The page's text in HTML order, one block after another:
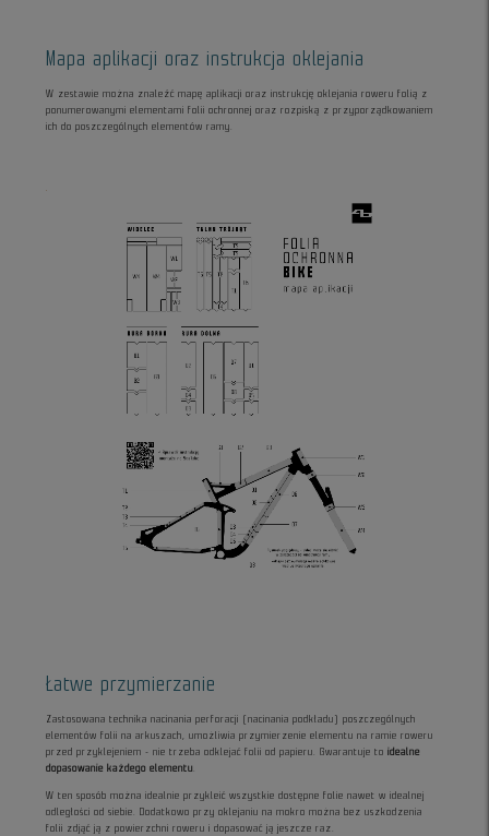
Mapa aplikacji oraz instrukcja oklejania
W zestawie można znaleźć mapę aplikacji oraz instrukcję oklejania roweru folią z
ponumerowanymi elementami folii ochronnej oraz rozpiską z przyporządkowaniem
ich do poszczególnych elementów ramy.
Łatwe przymierzanie
Zastosowana technika nacinania perforacji (nacinania podkładu) poszczególnych
elementów folii na arkuszach, umożliwia przymierzenie elementu na ramie roweru
przed przyklejeniem - nie trzeba odklejać folii od papieru. Gwarantuje toidealne
dopasowanie każdego elementu.
W ten sposób można idealnie przykleić wszystkie dostępne folie nawet w idealnej
odległości od siebie. Dodatkowo przy oklejaniu na mokro można bez uszkodzenia
folii zdjąć ją z powierzchni roweru i dopasować ją jeszcze raz.